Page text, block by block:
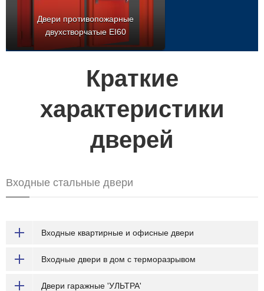
Двери противопожарные
двухстворчатые EI60
Краткие
характеристики
дверей
Входные стальные двери
Входные квартирные и офисные двери
Входные двери в дом с терморазрывом
Двери гаражные 'УЛЬТРА'